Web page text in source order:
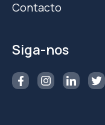
Contacto
Siga-nos